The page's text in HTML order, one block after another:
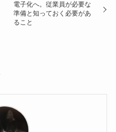
電子化へ。従業員が必要な
準備と知っておく必要があ
ること